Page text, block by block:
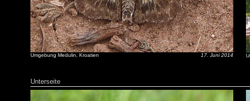
Umgebung Medulin, Kroatien 17. Juni 2014
Unterseite